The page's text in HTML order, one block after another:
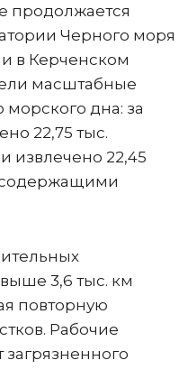
продолжается
Черного моря
в Керченском
масштабные
дна: за
22,75 тыс.
извлечено 22,45
содержащими
3,6 тыс. км
повторную
Рабочие
загрязненного